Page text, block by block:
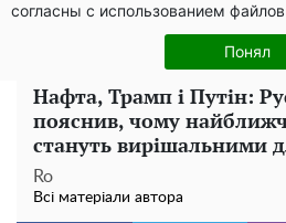
согласны с использованием
Понял
Жаль, що таке зараз не
рідкісний ЗАЗ "Таврія"
Нафта, Трамп і Путін:
пояснив, чому
стануть вирішальними
Ro
Всі матеріали автора